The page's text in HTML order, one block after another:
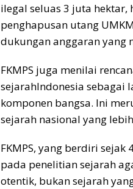
ilegal seluas 3 juta hektar,
penghapusan utang
dukungan anggaran yang
FKMPS juga menilai
sejarahIndonesia sebagai
komponen bangsa. Ini
sejarah nasional yang
FKMPS, yang berdiri
pada penelitian sejarah
otentik, bukan sejarah